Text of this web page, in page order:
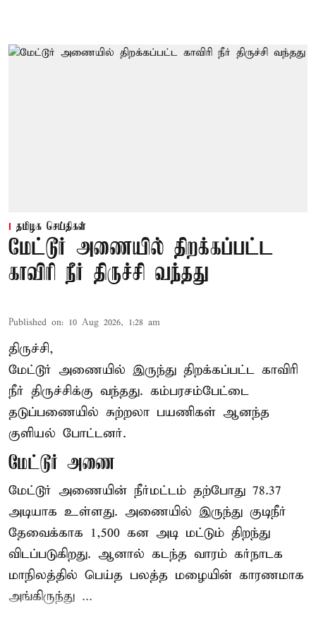
தமிழக செய்திகள்
மேட்டூர் அணையில் திறக்கப்பட்ட
காவிரி நீர் திருச்சி வந்தது
Published on: 10 Aug 2026, 1:28 am
திருச்சி,
மேட்டூர் அணையில் இருந்து திறக்கப்பட்ட காவிரி
நீர் திருச்சிக்கு வந்தது. கம்பரசம்பேட்டை
தடுப்பணையில் சுற்றலா பயணிகள் ஆனந்த
குளியல் போட்டனர்.
மேட்டூர் அணை
மேட்டூர் அணையின் நீர்மட்டம் தற்போது 78.37
அடியாக உள்ளது. அணையில் இருந்து குடிநீர்
தேவைக்காக 1,500 கன அடி மட்டும் திறந்து
விடப்படுகிறது. ஆனால் கடந்த வாரம் கர்நாடக
மாநிலத்தில் பெய்த பலத்த மழையின் காரணமாக
அங்கிருந்து ...